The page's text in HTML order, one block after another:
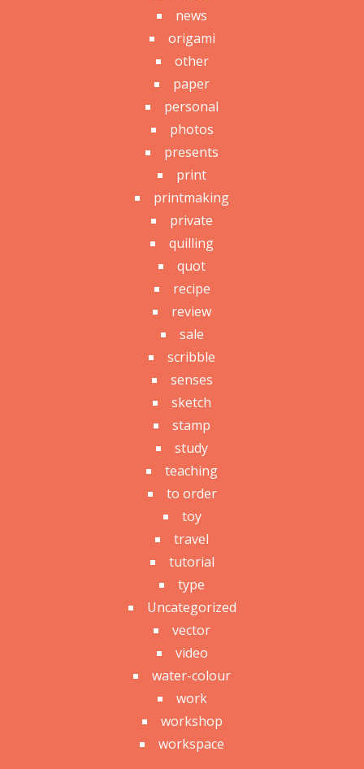
news
origami
other
paper
personal
photos
presents
print
printmaking
private
quilling
quot
recipe
review
sale
scribble
senses
sketch
stamp
study
teaching
to order
toy
travel
tutorial
type
Uncategorized
vector
video
water-colour
work
workshop
workspace